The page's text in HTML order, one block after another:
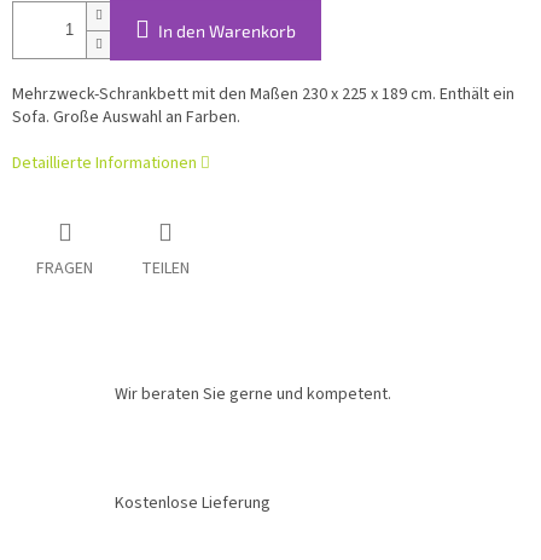
In den Warenkorb
Mehrzweck-Schrankbett mit den Maßen 230 x 225 x 189 cm. Enthält ein
Sofa. Große Auswahl an Farben.
Detaillierte Informationen
FRAGEN TEILEN
Wir beraten Sie gerne und kompetent.
Kostenlose Lieferung